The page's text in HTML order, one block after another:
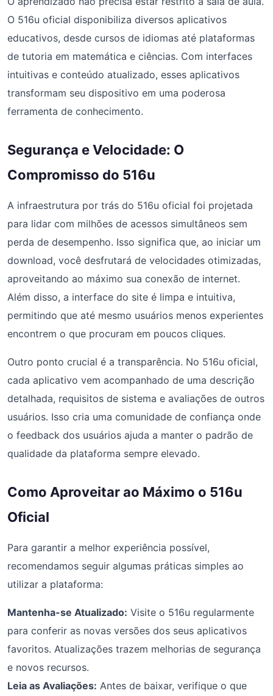
O 516u oficial disponibiliza diversos aplicativos
educativos, desde cursos de idiomas até plataformas
de tutoria em matemática e ciências. Com interfaces
intuitivas e conteúdo atualizado, esses aplicativos
transformam seu dispositivo em uma poderosa
ferramenta de conhecimento.
Segurança e Velocidade: O
Compromisso do 516u
A infraestrutura por trás do 516u oficial foi projetada
para lidar com milhões de acessos simultâneos sem
perda de desempenho. Isso significa que, ao iniciar um
download, você desfrutará de velocidades otimizadas,
aproveitando ao máximo sua conexão de internet.
Além disso, a interface do site é limpa e intuitiva,
permitindo que até mesmo usuários menos experientes
encontrem o que procuram em poucos cliques.
Outro ponto crucial é a transparência. No 516u oficial,
cada aplicativo vem acompanhado de uma descrição
detalhada, requisitos de sistema e avaliações de outros
usuários. Isso cria uma comunidade de confiança onde
o feedback dos usuários ajuda a manter o padrão de
qualidade da plataforma sempre elevado.
Como Aproveitar ao Máximo o 516u
Oficial
Para garantir a melhor experiência possível,
recomendamos seguir algumas práticas simples ao
utilizar a plataforma:
Mantenha-se Atualizado: Visite o 516u regularmente
para conferir as novas versões dos seus aplicativos
favoritos. Atualizações trazem melhorias de segurança
e novos recursos.
Leia as Avaliações: Antes de baixar, verifique o que